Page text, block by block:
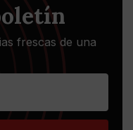
frescas de una